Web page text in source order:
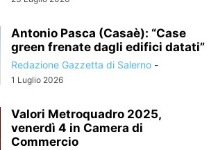
Antonio Pasca (Casaè): “Case
green frenate dagli edifici datati”
Redazione Gazzetta di Salerno -
1 Luglio 2026
Valori Metroquadro 2025,
venerdì 4 in Camera di
Commercio